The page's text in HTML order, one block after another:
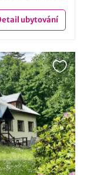
ubytování